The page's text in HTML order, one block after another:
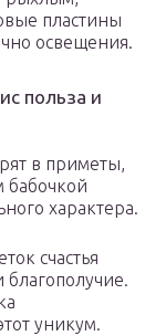
пластины
освещения.
польза и
в приметы,
бабочкой
характера.
счастья
уникум.